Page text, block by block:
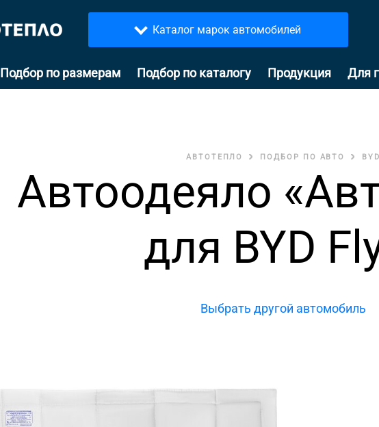
Каталог марок автомобилей
Подбор по размерам Подбор по каталогу Продукция Для
АВТОТЕПЛО ПОДБОР ПО АВТО BYD
Автоодеяло
для BYD
Выбрать другой автомобиль